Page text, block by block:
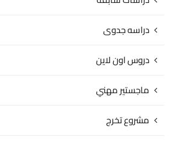
دراسه جدوى
دروس اون لاين
ماجستير مهني
مشروع تخرج